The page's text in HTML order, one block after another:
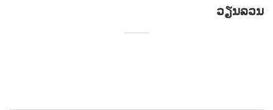
ວຽນລວນ